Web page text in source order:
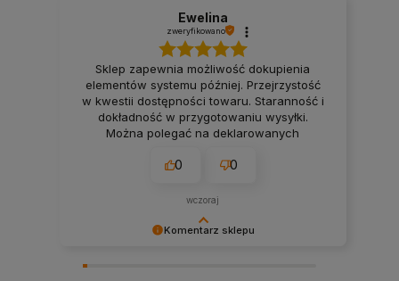
Komentarz sklepu
Ewelina
zweryfikowano
Sklep zapewnia możliwość dokupienia
elementów systemu później. Przejrzystość
w kwestii dostępności towaru. Staranność i
dokładność w przygotowaniu wysyłki.
Można polegać na deklarowanych
polegać przy realizacji projektu smart
0 0
wczoraj